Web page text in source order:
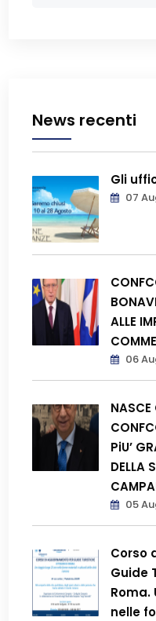
News recenti
Gli
07
ALLE
06
NASCE
PiU’
DELLA
05
Corso
Guide
Roma.
nelle